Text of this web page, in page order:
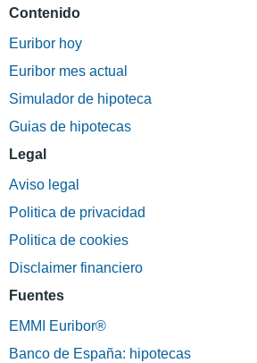
Contenido
Euribor hoy
Euribor mes actual
Simulador de hipoteca
Guias de hipotecas
Legal
Aviso legal
Politica de privacidad
Politica de cookies
Disclaimer financiero
Fuentes
EMMI Euribor®
Banco de España: hipotecas